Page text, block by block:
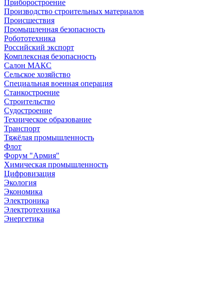
Приборостроение
Производство строительных материалов
Происшествия
Промышленная безопасность
Робототехника
Российский экспорт
Комплексная безопасность
Салон МАКС
Сельское хозяйство
Специальная военная операция
Станкостроение
Строительство
Судостроение
Техническое образование
Транспорт
Тяжёлая промышленность
Флот
Форум "Армия"
Химическая промышленность
Цифровизация
Экология
Экономика
Электроника
Электротехника
Энергетика